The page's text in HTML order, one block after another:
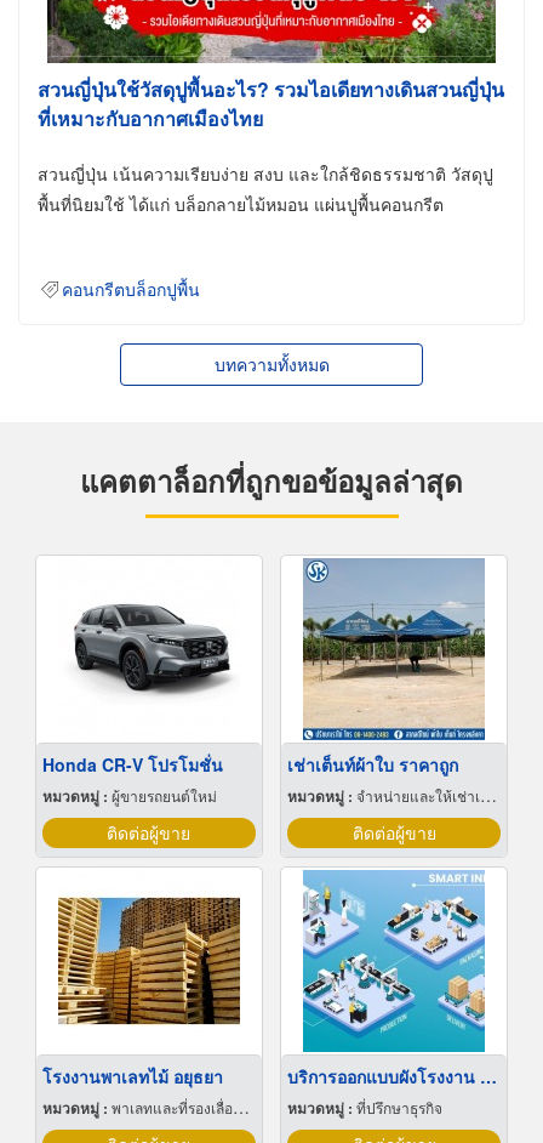
สวนญี่ปุ่นใช้วัสดุปูพื้นอะไร? รวมไอเดียทางเดินสวนญี่ปุ่น
ที่เหมาะกับอากาศเมืองไทย
สวนญี่ปุ่น เน้นความเรียบง่าย สงบ และใกล้ชิดธรรมชาติ วัสดุปู
พื้นที่นิยมใช้ ได้แก่ บล็อกลายไม้หมอน แผ่นปูพื้นคอนกรีต
คอนกรีตบล็อกปูพื้น
บทความทั้งหมด
แคตตาล็อกที่ถูกขอข้อมูลล่าสุด
Honda CR-V โปรโมชั่น
หมวดหมู่ : ผู้ขายรถยนต์ใหม่
ติดต่อผู้ขาย
เช่าเต็นท์ผ้าใบ ราคาถูก
หมวดหมู่ : จำหน่ายและให้เช่าเต็นท์
ติดต่อผู้ขาย
โรงงานพาเลทไม้ อยุธยา
หมวดหมู่ : พาเลทและที่รองเลื่อนกะบะ
บริการออกแบบผังโรงงาน Lay out
หมวดหมู่ : ที่ปรึกษาธุรกิจ